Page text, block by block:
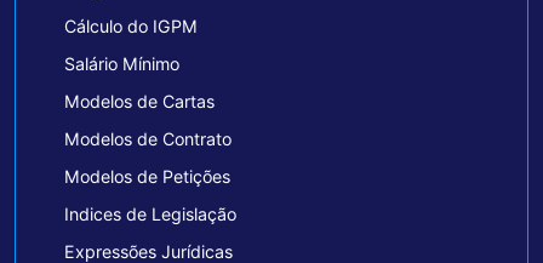
Cálculo do IGPM
Salário Mínimo
Modelos de Cartas
Modelos de Contrato
Modelos de Petições
Indices de Legislação
Expressões Jurídicas